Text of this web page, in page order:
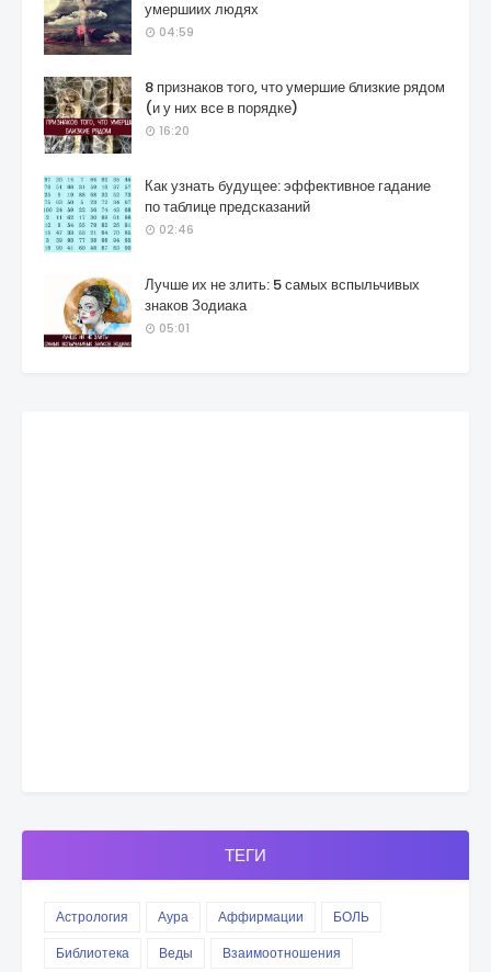
умершиих людях
04:59
8 признаков того, что умершие близкие рядом
(и у них все в порядке)
16:20
Как узнать будущее: эффективное гадание
по таблице предсказаний
02:46
Лучше их не злить: 5 самых вспыльчивых
знаков Зодиака
05:01
ТЕГИ
Астрология Аура Аффирмации
БОЛЬ
Библиотека
Веды
Взаимоотношения